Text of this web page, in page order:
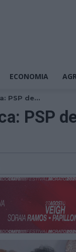
ECONOMIA
PSP de...
PSP